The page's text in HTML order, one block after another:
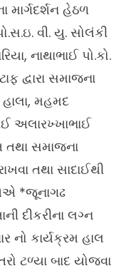
માર્ગદર્શન હેઠળ
વી. યુ. સોલંકી
નાથાભાઈ પો.કો.
દ્વારા સમાજના
મહમદ
અલારખ્ખાભાઈ
તથા સમાજના
તથા સાદાઈથી
*જૂનાગઢ
દીકરીના લગ્ન
નો કાર્યક્રમ હાલ
ટળ્યા બાદ યોજવા